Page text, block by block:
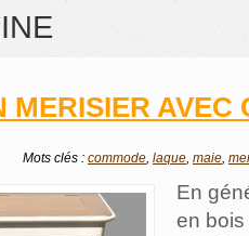
MERISIER AVEC
Mots clés : commode, laque, maie,
En
en